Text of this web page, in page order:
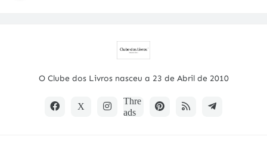
O Clube dos Livros nasceu a 23 de Abril de 2010